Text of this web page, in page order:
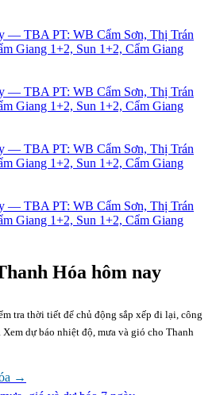
— TBA PT: WB Cẩm Sơn, Thị Trán
Giang 1+2, Sun 1+2, Cẩm Giang
— TBA PT: WB Cẩm Sơn, Thị Trán
Giang 1+2, Sun 1+2, Cẩm Giang
— TBA PT: WB Cẩm Sơn, Thị Trán
Giang 1+2, Sun 1+2, Cẩm Giang
— TBA PT: WB Cẩm Sơn, Thị Trán
Giang 1+2, Sun 1+2, Cẩm Giang
Hóa hôm nay
tra thời tiết để chủ động sắp xếp đi lại, công
dự báo nhiệt độ, mưa và gió cho Thanh
→